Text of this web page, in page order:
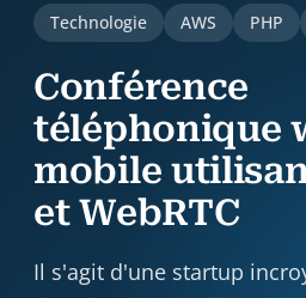
Technologie AWS PHP
Conférence
téléphonique
mobile
et WebRTC
Il s'agit d'une startup